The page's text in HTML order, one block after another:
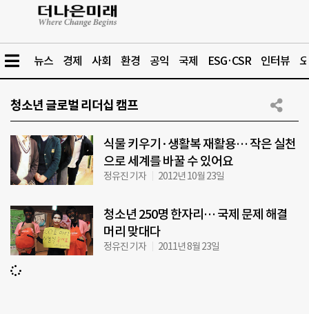
뉴스 경제 사회 환경 공익 국제 ESG·CSR 인터뷰
청소년 글로벌 리더십 캠프
식물 키우기·생활복 재활용… 작은 실천
으로 세계를 바꿀 수 있어요
정유진 기자 2012년 10월 23일
청소년 250명 한자리… 국제 문제 해결
머리 맞대다
정유진 기자 2011년 8월 23일